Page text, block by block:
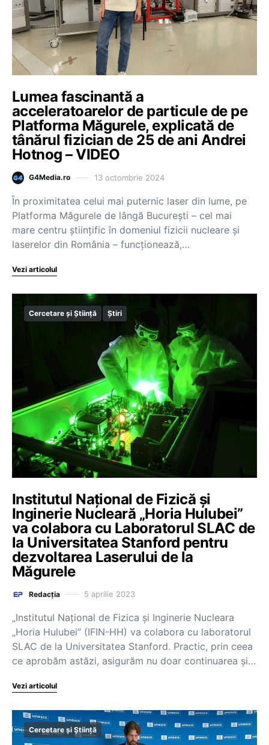
Lumea fascinantă a
acceleratoarelor de particule de pe
Platforma Măgurele, explicată de
tânărul fizician de 25 de ani Andrei
Hotnog – VIDEO
G4Media.ro 13 octombrie 2024
În proximitatea celui mai puternic laser din lume, pe
Platforma Măgurele de lângă București – cel mai
mare centru științific în domeniul fizicii nucleare și
laserelor din România – funcționează,…
Vezi articolul
Cercetare și Știință Știri
Institutul Național de Fizică și
Inginerie Nucleară „Horia Hulubei”
va colabora cu Laboratorul SLAC de
la Universitatea Stanford pentru
dezvoltarea Laserului de la
Măgurele
Redacția 5 aprilie 2023
„Institutul Național de Fizica și Inginerie Nucleara
„Horia Hulubei” (IFIN-HH) va colabora cu laboratorul
SLAC de la Universitatea Stanford. Practic, prin ceea
ce aprobăm astăzi, asigurăm nu doar continuarea și…
Vezi articolul
Cercetare și Știință